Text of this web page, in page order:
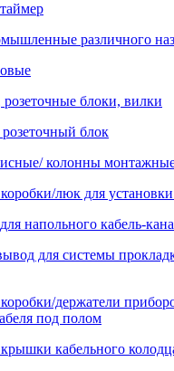
различного
блоки, вилки
блок
колонны
люк для
напольного кабель-
для системы
держатели
под полом
кабельного